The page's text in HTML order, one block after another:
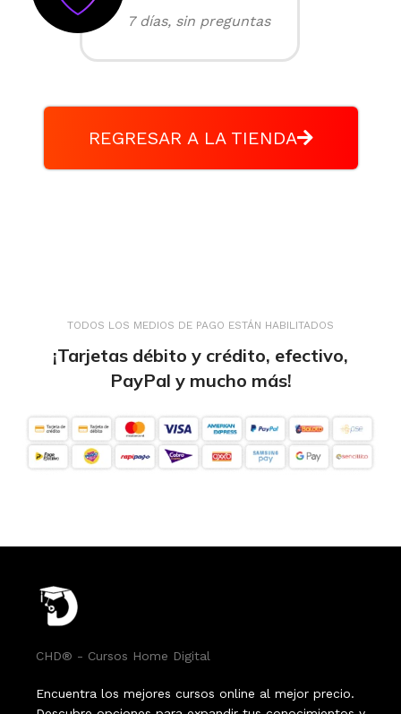
7 días, sin preguntas
REGRESAR A LA TIENDA
TODOS LOS MEDIOS DE PAGO ESTÁN HABILITADOS
¡Tarjetas débito y crédito, efectivo,
PayPal y mucho más!
CHD® - Cursos Home Digital
Encuentra los mejores cursos online al mejor precio.